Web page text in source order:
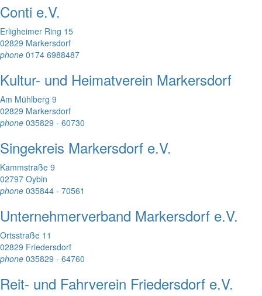
Conti e.V.
Erligheimer Ring 15
02829 Markersdorf
phone 0174 6988487
Kultur- und Heimatverein Markersdorf
Am Mühlberg 9
02829 Markersdorf
phone 035829 - 60730
Singekreis Markersdorf e.V.
Kammstraße 9
02797 Oybin
phone 035844 - 70561
Unternehmerverband Markersdorf e.V.
Ortsstraße 11
02829 Friedersdorf
phone 035829 - 64760
Reit- und Fahrverein Friedersdorf e.V.